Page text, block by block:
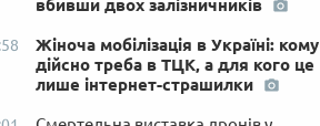
вбивши двох залізничників
Жіноча мобілізація в Україні: кому
дійсно треба в ТЦК, а для кого це
лише інтернет-страшилки